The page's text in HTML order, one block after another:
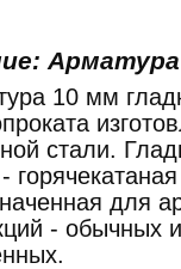
10 мм
стали.
для
- обычных